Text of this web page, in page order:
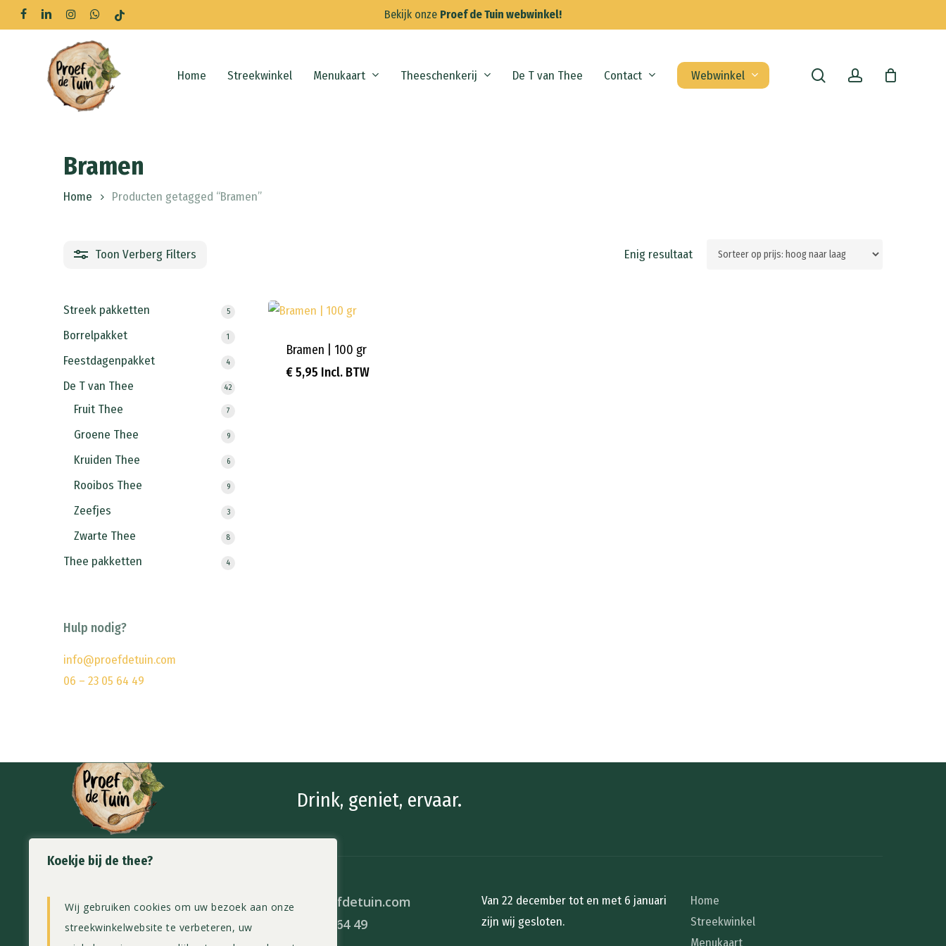
Koekje bij de thee?
Wij gebruiken cookies om uw bezoek aan onze
streekwinkelwebsite te verbeteren, uw
to
facebooklinkedininstagramwhatsapp
tiktok Bekijk onze Proef de Tuin webwinkel!
Home Streekwinkel Menukaart Theeschenkerij De T van Thee Contact Webwinkel searchaccount
Bramen
Home Producten getagged “Bramen”
Toon Verberg Filters Enig resultaat
Streek pakketten 55
Borrelpakket 1
Feestdagenpakket 44
De T van Thee 42
Fruit Thee 77
Groene Thee 99
Kruiden Thee 66
Rooibos Thee 99
Zeefjes 33
Zwarte Thee 88
Thee pakketten 44
Hulp nodig?
info@proefdetuin.com
06 – 23 05 64 49
Bramen | 100 gr
€5,95 Incl. BTW
€ 5,95 Incl. BTW
Drink, geniet, ervaar.
Proef de Tuin
Streekwinkel & Theeschenkerij
Rijneveld 153
info@proefdetuin.com
06 – 23 05 64 49
Van 22 december tot en met 6 januari
zijn wij gesloten.
Home
Streekwinkel
Menukaart